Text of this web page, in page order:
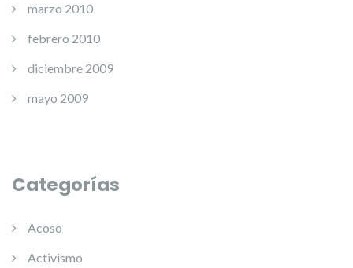
marzo 2010
febrero 2010
diciembre 2009
mayo 2009
Categorías
Acoso
Activismo